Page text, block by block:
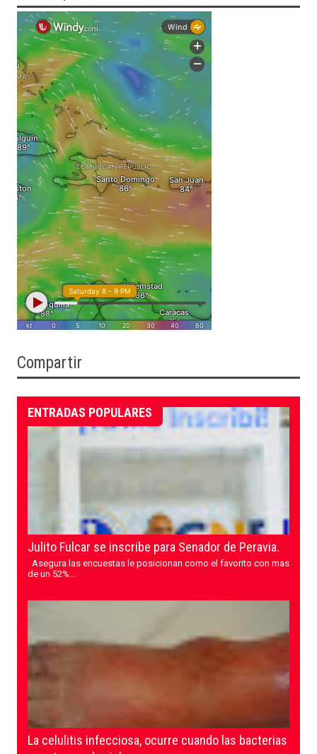
Compartir
ENTRADAS POPULARES
Julito Fulcar se inscribe para Senador de Peravia.
Asegura las encuestas le posicionan como el favorito con mas
de un 52%...
La celulitis infecciosa, ocurre cuando las bacterias